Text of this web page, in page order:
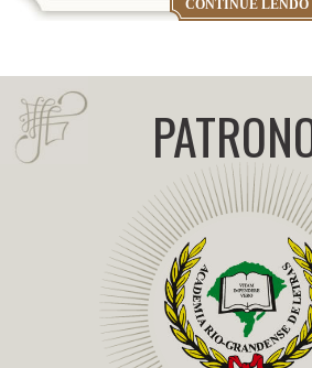
CONTINUE LENDO